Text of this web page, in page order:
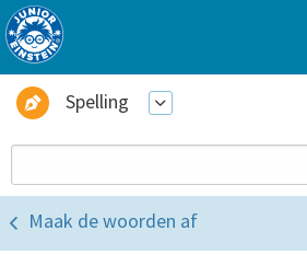
Spelling
Maak de woorden af